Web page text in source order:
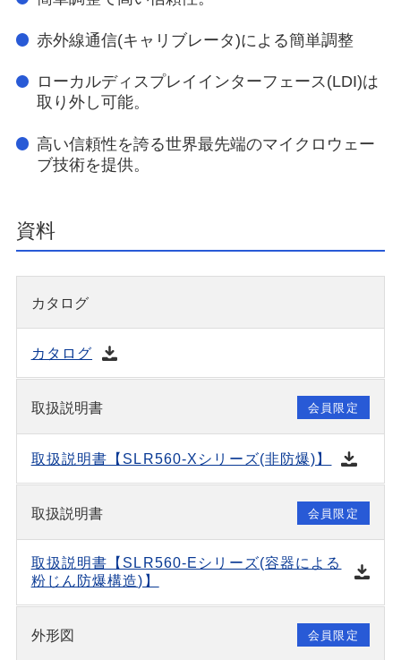
赤外線通信(キャリブレータ)による簡単調整
ローカルディスプレイインターフェース(LDI)は
取り外し可能。
高い信頼性を誇る世界最先端のマイクロウェー
ブ技術を提供。
資料
カタログ
カタログ
取扱説明書 会員限定
取扱説明書【SLR560-Xシリーズ(非防爆)】
取扱説明書 会員限定
取扱説明書【SLR560-Eシリーズ(容器による
粉じん防爆構造)】
外形図 会員限定